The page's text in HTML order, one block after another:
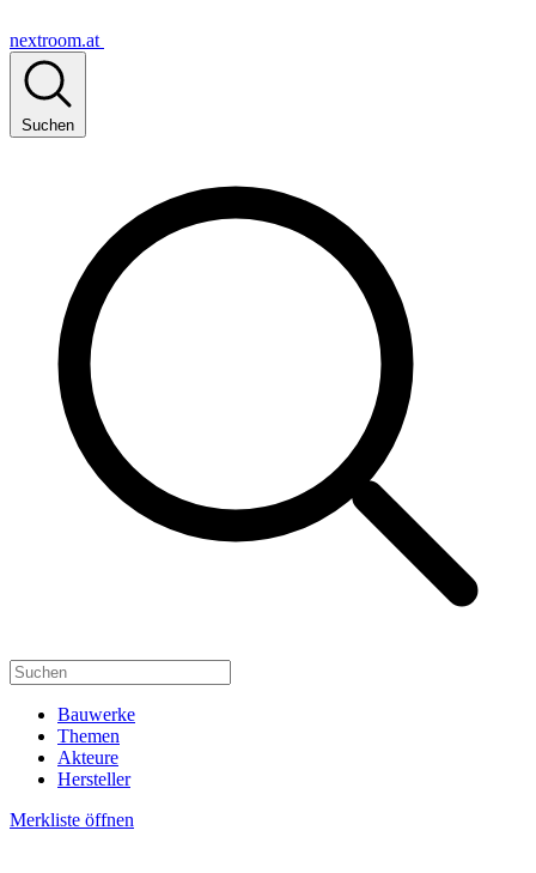
nextroom.at
Suchen
Bauwerke
Themen
Akteure
Hersteller
Merkliste öffnen